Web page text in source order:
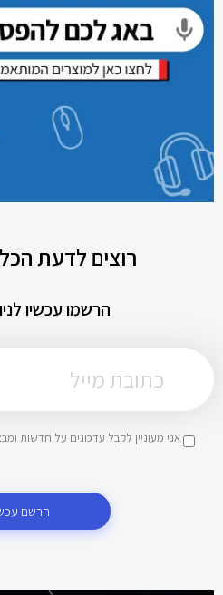
רוצים לדעת
הרשמו עכשיו
אני מעוניין לקבל עדכונים על חדשות
הרשם